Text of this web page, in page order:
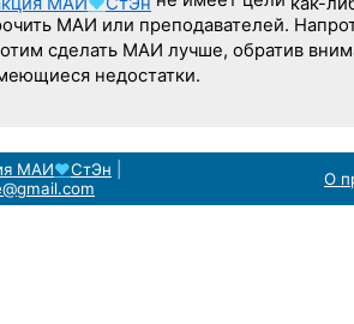
МАИ или преподавателей.
сделать МАИ лучше, обратив
недостатки.
МАИ♥СтЭн О